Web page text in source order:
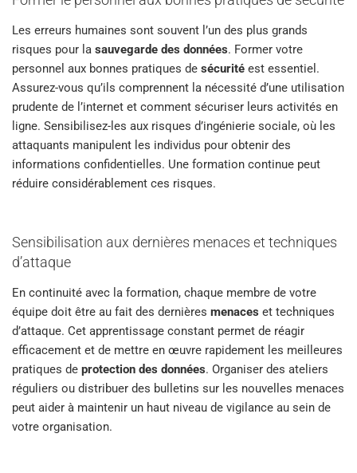
Les erreurs humaines sont souvent l’un des plus grands
risques pour la sauvegarde des données. Former votre
personnel aux bonnes pratiques de sécurité est essentiel.
Assurez-vous qu’ils comprennent la nécessité d’une utilisation
prudente de l’internet et comment sécuriser leurs activités en
ligne. Sensibilisez-les aux risques d’ingénierie sociale, où les
attaquants manipulent les individus pour obtenir des
informations confidentielles. Une formation continue peut
réduire considérablement ces risques.
Sensibilisation aux dernières menaces et techniques
d’attaque
En continuité avec la formation, chaque membre de votre
équipe doit être au fait des dernières menaces et techniques
d’attaque. Cet apprentissage constant permet de réagir
efficacement et de mettre en œuvre rapidement les meilleures
pratiques de protection des données. Organiser des ateliers
réguliers ou distribuer des bulletins sur les nouvelles menaces
peut aider à maintenir un haut niveau de vigilance au sein de
votre organisation.